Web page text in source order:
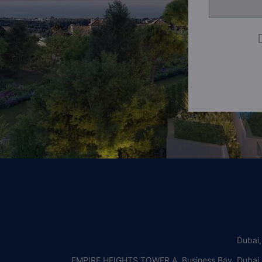
EMPIRE HEIGHTS TOWER A, Business Bay,